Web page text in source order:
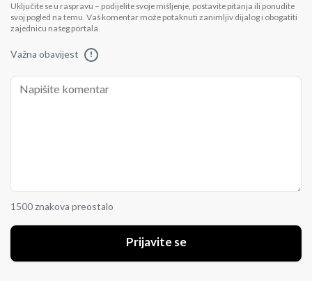
Uključite se u raspravu – podijelite svoje mišljenje, postavite pitanja ili ponudite
svoj pogled na temu. Vaš komentar može potaknuti zanimljiv dijalog i obogatiti
zajednicu našeg portala.
Važna obavijest !
1500 znakova preostalo
Prijavite se